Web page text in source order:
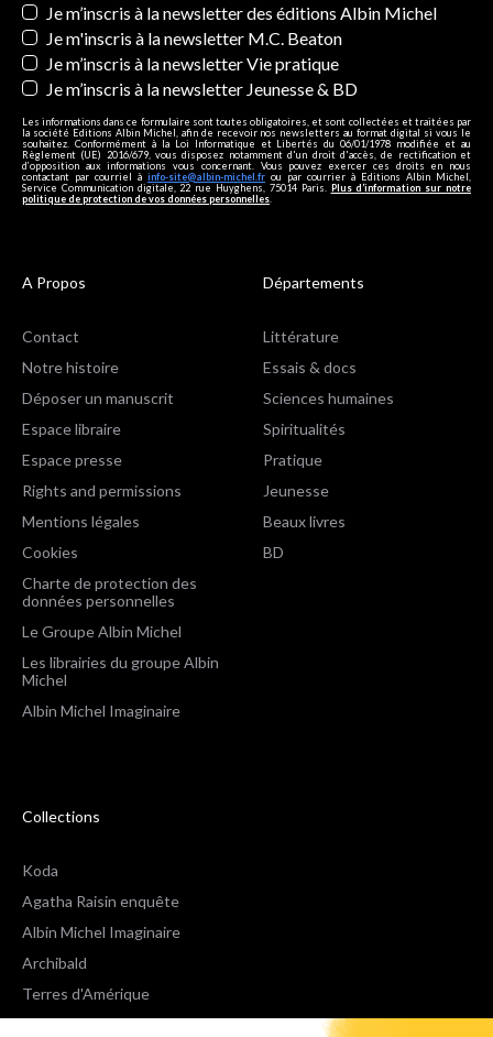
Newsletters
Je m’inscris à la newsletter des éditions Albin Michel
Je m'inscris à la newsletter M.C. Beaton
Je m’inscris à la newsletter Vie pratique
Je m’inscris à la newsletter Jeunesse & BD
Les informations dans ce formulaire sont toutes obligatoires, et sont collectées et traitées par
la société Editions Albin Michel, afin de recevoir nos newsletters au format digital si vous le
souhaitez. Conformément à la Loi Informatique et Libertés du 06/01/1978 modifiée et au
Règlement (UE) 2016/679, vous disposez notamment d'un droit d'accès, de rectification et
d’opposition aux informations vous concernant. Vous pouvez exercer ces droits en nous
contactant par courriel à info-site@albin-michel.fr ou par courrier à Editions Albin Michel,
Service Communication digitale, 22 rue Huyghens, 75014 Paris. Plus d’information sur notre
politique de protection de vos données personnelles
A Propos
Contact
Notre histoire
Déposer un manuscrit
Espace libraire
Espace presse
Rights and permissions
Mentions légales
Cookies
Charte de protection des
données personnelles
Le Groupe Albin Michel
Les librairies du groupe Albin
Michel
Albin Michel Imaginaire
Départements
Littérature
Essais & docs
Sciences humaines
Spiritualités
Pratique
Jeunesse
Beaux livres
BD
Collections
Koda
Agatha Raisin enquête
Albin Michel Imaginaire
Archibald
Terres d'Amérique
Espaces Libres Poche